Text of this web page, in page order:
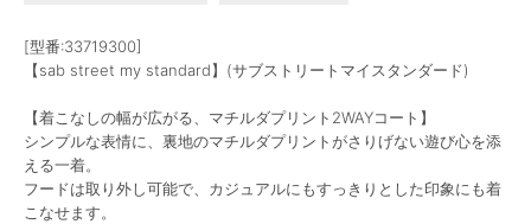
[型番:33719300]
【sab street my standard】(サブストリートマイスタンダード)
【着こなしの幅が広がる、マチルダプリント2WAYコート】
シンプルな表情に、裏地のマチルダプリントがさりげない遊び心を添
える一着。
フードは取り外し可能で、カジュアルにもすっきりとした印象にも着
こなせます。